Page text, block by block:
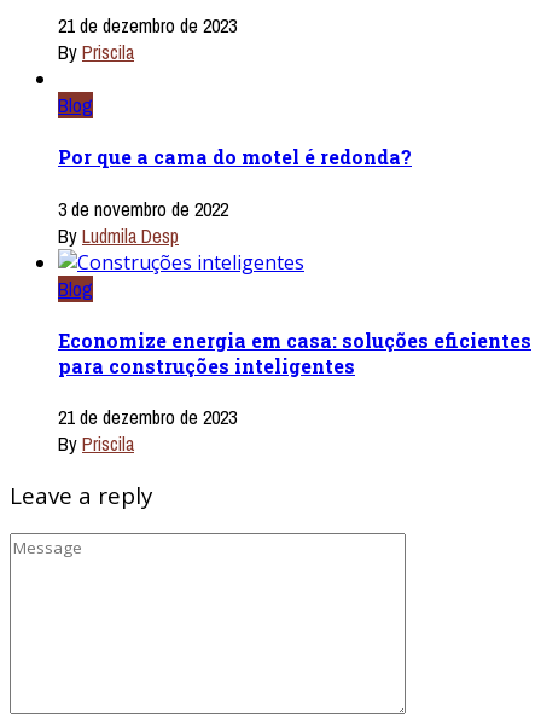
21 de dezembro de 2023
ByPriscila
Blog
Por que a cama do motel é redonda?
3 de novembro de 2022
ByLudmila Desp
Blog
Economize energia em casa: soluções eficientes
para construções inteligentes
21 de dezembro de 2023
ByPriscila
Leave a reply